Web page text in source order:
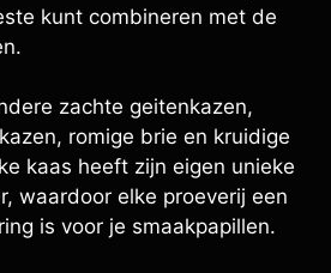
kunt combineren met de
zachte geitenkazen,
romige brie en kruidige
kaas heeft zijn eigen unieke
waardoor elke proeverij een
is voor je smaakpapillen.